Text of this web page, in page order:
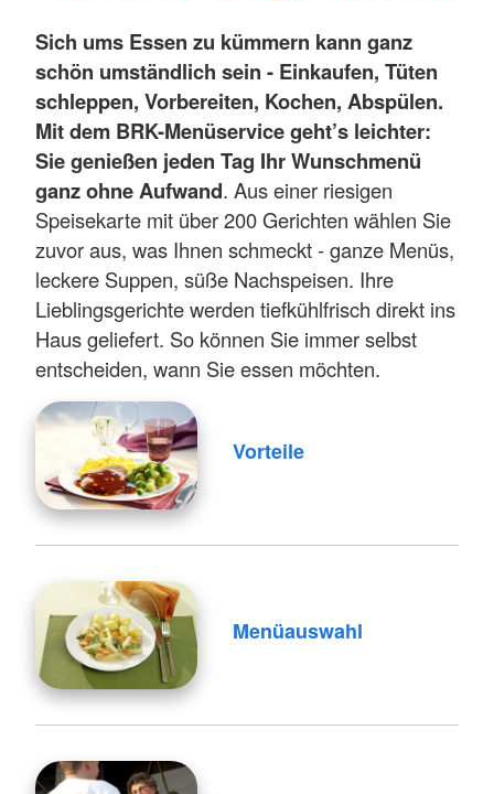
Sich ums Essen zu kümmern kann ganz
schön umständlich sein - Einkaufen, Tüten
schleppen, Vorbereiten, Kochen, Abspülen.
Mit dem BRK-Menüservice geht’s leichter:
Sie genießen jeden Tag Ihr Wunschmenü
ganz ohne Aufwand. Aus einer riesigen
Speisekarte mit über 200 Gerichten wählen Sie
zuvor aus, was Ihnen schmeckt - ganze Menüs,
leckere Suppen, süße Nachspeisen. Ihre
Lieblingsgerichte werden tiefkühlfrisch direkt ins
Haus geliefert. So können Sie immer selbst
entscheiden, wann Sie essen möchten.
Vorteile
Menüauswahl